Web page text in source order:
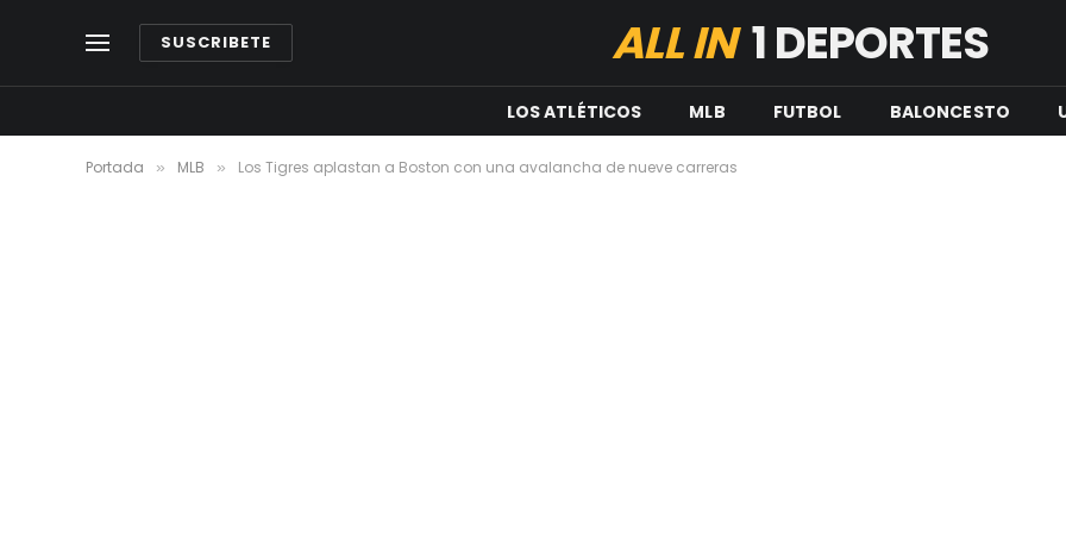
SUSCRIBETE ALL IN1 DEPORTES
LOS ATLÉTICOS MLB FUTBOL BALONCESTO
Portada » MLB » Los Tigres aplastan a Boston con una avalancha de nueve carreras